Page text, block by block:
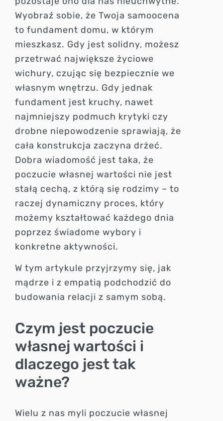
Wyobraź sobie, że Twoja samoocena
to fundament domu, w którym
mieszkasz. Gdy jest solidny, możesz
przetrwać największe życiowe
wichury, czując się bezpiecznie we
własnym wnętrzu. Gdy jednak
fundament jest kruchy, nawet
najmniejszy podmuch krytyki czy
drobne niepowodzenie sprawiają, że
cała konstrukcja zaczyna drżeć.
Dobra wiadomość jest taka, że
poczucie własnej wartości nie jest
stałą cechą, z którą się rodzimy – to
raczej dynamiczny proces, który
możemy kształtować każdego dnia
poprzez świadome wybory i
konkretne aktywności.
W tym artykule przyjrzymy się, jak
mądrze i z empatią podchodzić do
budowania relacji z samym sobą.
Czym jest poczucie
własnej wartości i
dlaczego jest tak
ważne?
Wielu z nas myli poczucie własnej